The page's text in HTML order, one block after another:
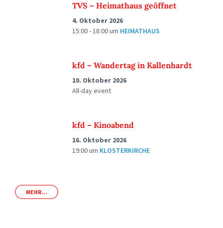
TVS – Heimathaus geöffnet
4. Oktober 2026
15:00 - 18:00um HEIMATHAUS
kfd – Wandertag in Kallenhardt
10. Oktober 2026
All-day event
kfd – Kinoabend
16. Oktober 2026
19:00um KLOSTERKIRCHE
MEHR...